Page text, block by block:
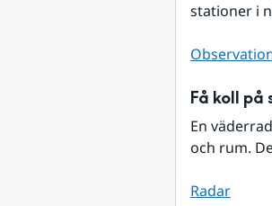
stationer i
Få koll på
En
och rum.
Radar